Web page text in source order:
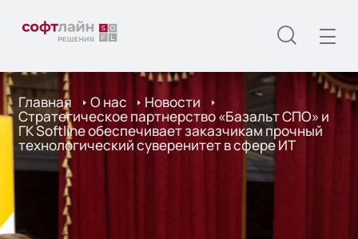
Главная О нас Новости
Стратегическое партнерство «Базальт СПО» и
ГК Softline обеспечивает заказчикам прочный
технологический суверенитет в сфере ИТ